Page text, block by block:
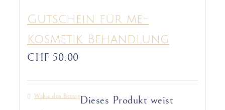
Gutschein für me-
Kosmetik Behandlung
CHF 50.00
Wähle den BetragDieses Produkt weist